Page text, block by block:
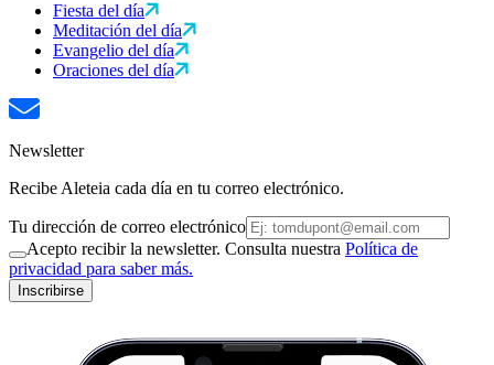
Fiesta del día
Meditación del día
Evangelio del día
Oraciones del día
Newsletter
Recibe Aleteia cada día en tu correo electrónico.
Tu dirección de correo electrónico
Acepto recibir la newsletter. Consulta nuestra Política de
privacidad para saber más.
Inscribirse